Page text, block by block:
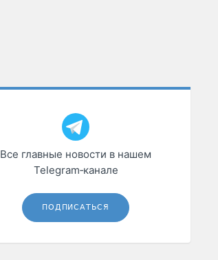
Все главные новости в нашем
Telegram‑канале
ПОДПИСАТЬСЯ